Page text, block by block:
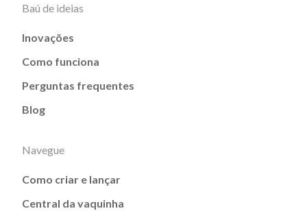
Baú de ideias
Inovações
Como funciona
Perguntas frequentes
Blog
Navegue
Como criar e lançar
Central da vaquinha